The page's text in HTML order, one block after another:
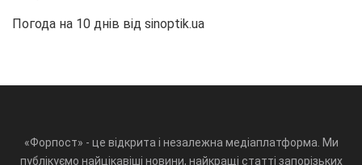
Погода на 10 днів від sinoptik.ua
«Форпост» - це відкрита і незалежна медіаплатформа. Ми
публікуємо найцікавіші новини, найкращі статті запорізьких